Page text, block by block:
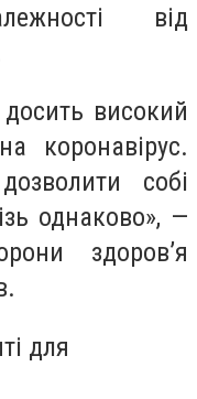
від
високий
коронавірус.
собі
однаково», —
здоров’я
для